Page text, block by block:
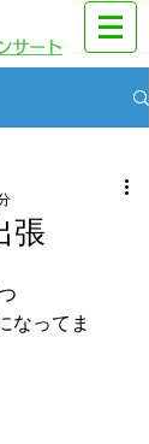
サート
張
なってま